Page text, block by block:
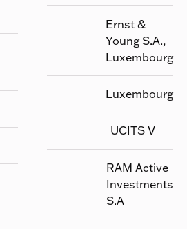
Ernst &
Young S.A.,
Luxembourg
Luxembourg
UCITS V
RAM Active
Investments
S.A